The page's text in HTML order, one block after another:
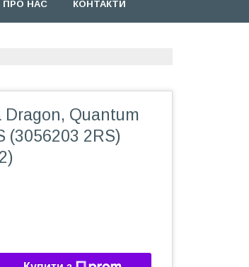
ПРО НАС КОНТАКТИ
Dragon, Quantum
(3056203 2RS)